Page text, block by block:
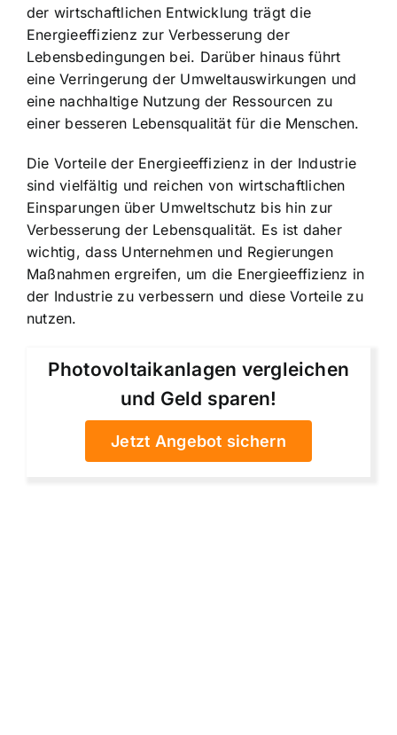
der wirtschaftlichen Entwicklung trägt die
Energieeffizienz zur Verbesserung der
Lebensbedingungen bei. Darüber hinaus führt
eine Verringerung der Umweltauswirkungen und
eine nachhaltige Nutzung der Ressourcen zu
einer besseren Lebensqualität für die Menschen.
Die Vorteile der Energieeffizienz in der Industrie
sind vielfältig und reichen von wirtschaftlichen
Einsparungen über Umweltschutz bis hin zur
Verbesserung der Lebensqualität. Es ist daher
wichtig, dass Unternehmen und Regierungen
Maßnahmen ergreifen, um die Energieeffizienz in
der Industrie zu verbessern und diese Vorteile zu
nutzen.
Photovoltaikanlagen vergleichen
und Geld sparen!
Jetzt Angebot sichern